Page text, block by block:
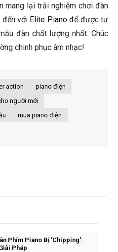
mang lại trải nghiệm chơi đàn
đến với Elite Pianođể được tư
đàn chất lượng nhất. Chúc
chinh phục âm nhạc!
action
piano điện
người mới
mua piano điện
Phím Piano Bị 'Chipping':
Pháp